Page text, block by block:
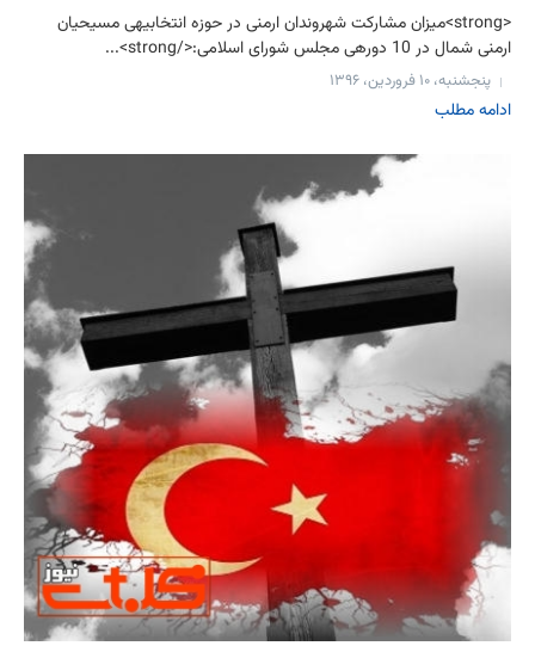
<strong>میزان مشارکت شهروندان ارمنی در حوزه انتخابیه‎ی مسیحیان
ارمنی شمال در 10 دوره‎ی مجلس شورای اسلامی:</strong>...
پنجشنبه، ۱۰ فروردین، ۱۳۹۶
ادامه مطلب